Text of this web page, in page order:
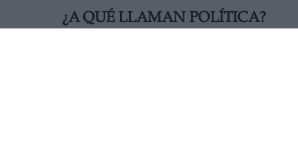
¿A QUÉ LLAMAN POLÍTICA?